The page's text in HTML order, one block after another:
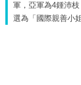
軍，亞軍為4鍾沛
選為「國際親善小